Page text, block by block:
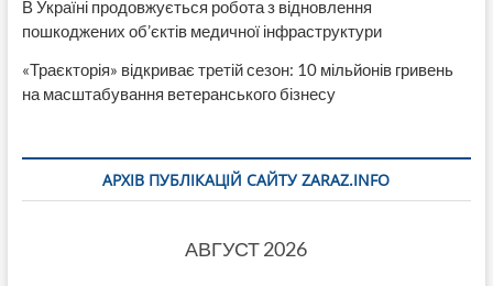
В Україні продовжується робота з відновлення
пошкоджених об’єктів медичної інфраструктури
«Траєкторія» відкриває третій сезон: 10 мільйонів гривень
на масштабування ветеранського бізнесу
АРХІВ ПУБЛІКАЦІЙ САЙТУ ZARAZ.INFO
АВГУСТ 2026